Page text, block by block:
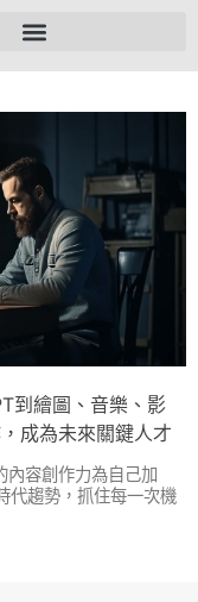
到繪圖、音樂、影
成為未來關鍵人才
內容創作力為自己加
代趨勢，抓住每一次機